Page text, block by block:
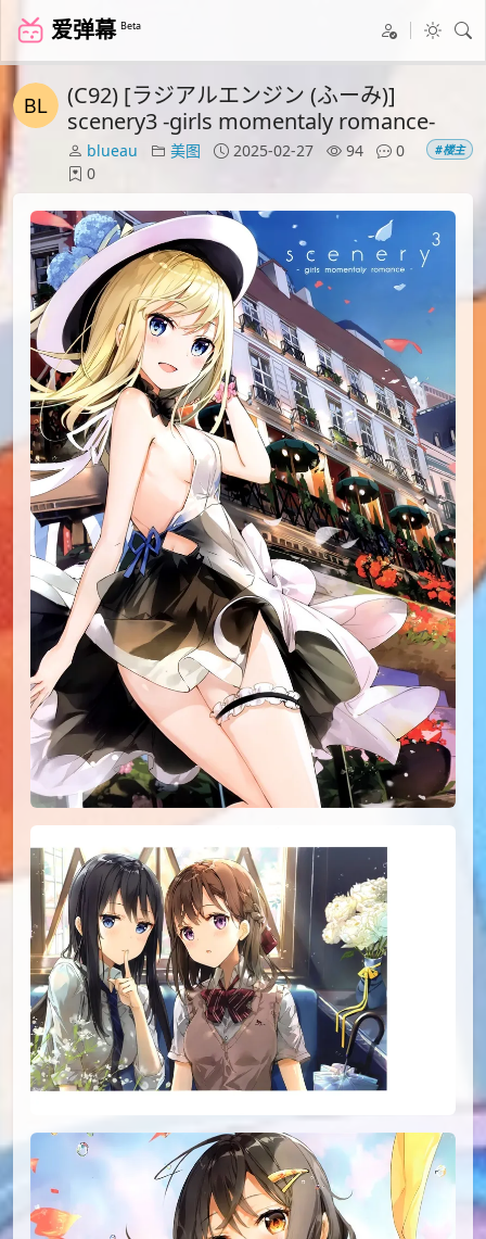
爱弹幕 Beta
(C92) [ラジアルエンジン (ふーみ)]
scenery3 -girls momentaly romance-
blueau 美图 2025-02-27 94
0
0
#楼主